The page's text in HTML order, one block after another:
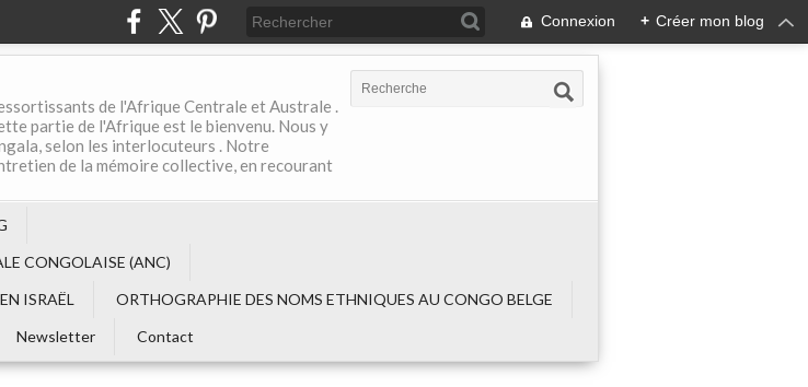
Connexion + Créer mon blog
de l'Afrique Centrale et Australe .
partie de l'Afrique est le bienvenu. Nous y
selon les interlocuteurs . Notre
de la mémoire collective, en recourant
CONGOLAISE (ANC)
ISRAËL
ORTHOGRAPHIE DES NOMS ETHNIQUES AU CONGO BELGE
Newsletter Contact